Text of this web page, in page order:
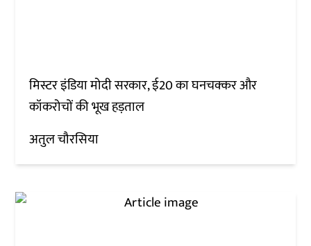
मिस्टर इंडिया मोदी सरकार, ई20 का घनचक्कर और
कॉकरोचों की भूख हड़ताल
अतुल चौरसिया